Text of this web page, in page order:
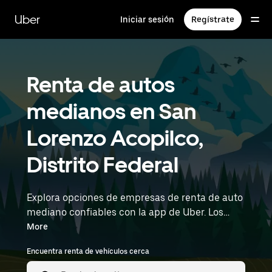
contenido
principal
Uber Iniciar sesión Regístrate
Renta de autos
medianos en San
Lorenzo Acopilco,
Distrito Federal
Explora opciones de empresas de renta de auto
mediano confiables con la app de Uber. Los
autos medianos ofrecen más espacio para
traslados diarios, mandados o viajes de fin de
More
Encuentra renta de vehículos cerca